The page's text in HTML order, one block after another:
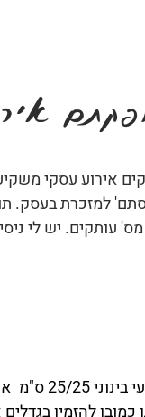
אירוע עסקי
למזכרת בעסק.
יש לי
25 ס"מ או פנורמי גדול 20/27 ס"מ
כמובן להזמין